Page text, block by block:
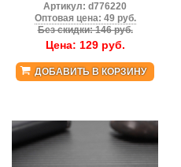
Артикул:d776220
Оптовая цена: 49 руб.
Без скидки: 146 руб.
Цена: 129руб.
ДОБАВИТЬ В КОРЗИНУ